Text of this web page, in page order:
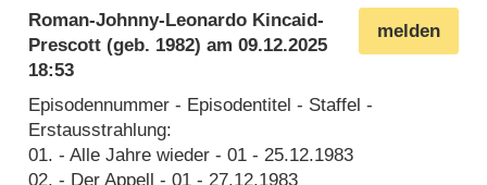
melden
Roman-Johnny-Leonardo Kincaid-
Prescott (geb. 1982) am09.12.2025
18:53
Episodennummer - Episodentitel - Staffel -
Erstausstrahlung:
01. - Alle Jahre wieder - 01 - 25.12.1983
02. - Der Appell - 01 - 27.12.1983